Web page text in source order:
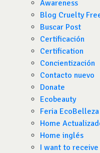
Awareness
Blog Cruelty
Buscar Post
Certificación
Certification
Concientización
Contacto nuevo
Donate
Ecobeauty
Feria EcoBelleza
Home
Home inglés
I want to